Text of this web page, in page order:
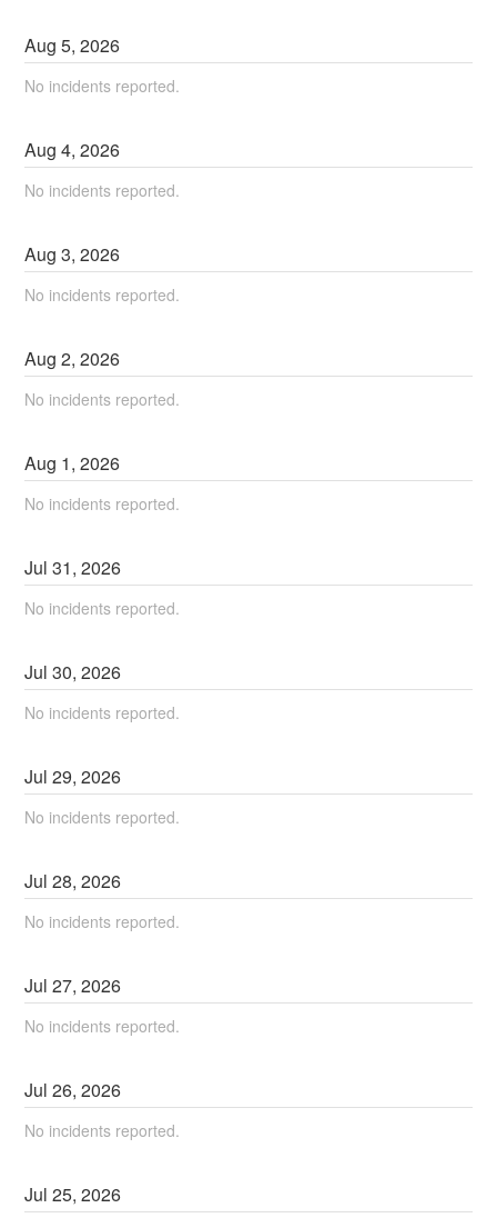
Aug5,2026
No incidents reported.
Aug4,2026
No incidents reported.
Aug3,2026
No incidents reported.
Aug2,2026
No incidents reported.
Aug 1,2026
No incidents reported.
Jul31,2026
No incidents reported.
Jul30,2026
No incidents reported.
Jul29,2026
No incidents reported.
Jul28,2026
No incidents reported.
Jul27,2026
No incidents reported.
Jul26,2026
No incidents reported.
Jul25,2026